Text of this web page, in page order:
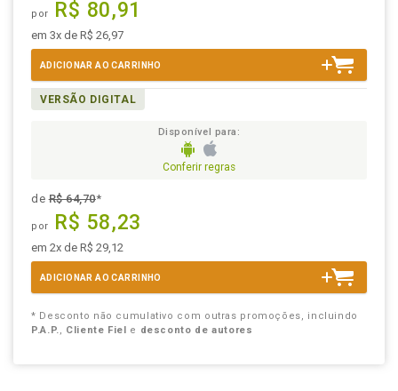
por R$ 80,91
em 3x de R$ 26,97
ADICIONAR AO CARRINHO
VERSÃO DIGITAL
Disponível para:
Conferir regras
deR$ 64,70*
por R$ 58,23
em 2x de R$ 29,12
ADICIONAR AO CARRINHO
* Desconto não cumulativo com outras promoções, incluindo
P.A.P., Cliente Fiel e desconto de autores